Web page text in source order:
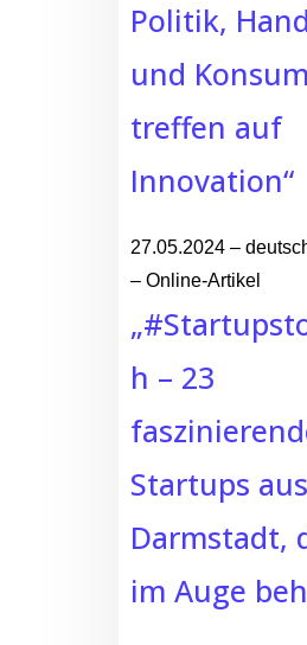
Politik,
und
treffen auf
Innovation“
27.05.2024 –
– Online-Artikel
h – 23
Startups aus
Darmstadt,
im Auge